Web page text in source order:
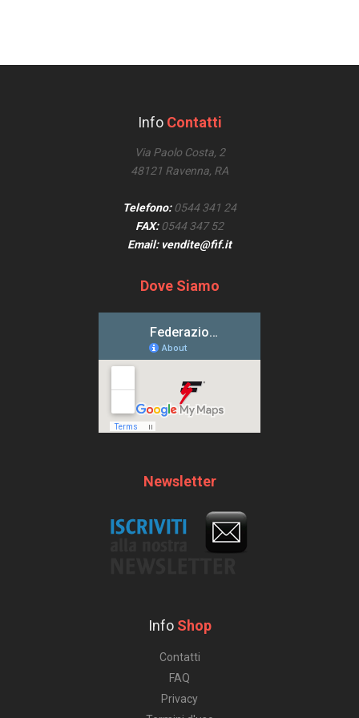
Info Contatti
Via Paolo Costa, 2
48121 Ravenna, RA
Telefono:0544 341 24
FAX:0544 347 52
Email: vendite@fif.it
Dove Siamo
Newsletter
Info Shop
Contatti
FAQ
Privacy